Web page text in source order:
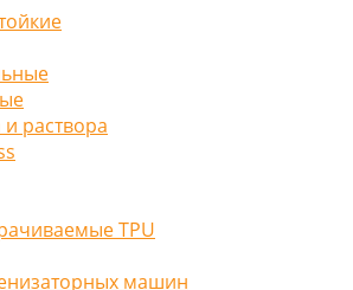
и раствора
TPU
машин